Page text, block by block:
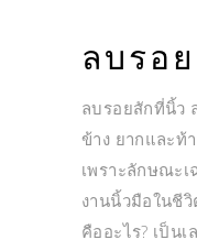
ลบรอ
ลบรอยสักที่นิ้ว
ข้าง ยากและท้
เพราะลักษณะ
งานนิ้วมือในชี
คืออะไร? เป็น